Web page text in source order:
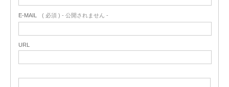
E-MAIL ( 必須 ) - 公開されません -
URL